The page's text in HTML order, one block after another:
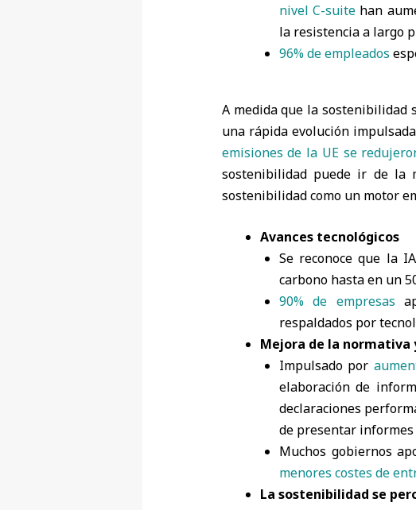
nivel C-suitehan
la resistencia a largo
96% de empleados
A medida que la sostenibilidad
una rápida evolución
emisiones de la UE se
sostenibilidad puede ir de la
sostenibilidad como un motor
Avances tecnológicos
Se reconoce que la
carbono hasta en un
90% de empresas
respaldados por
Mejora de la normativa
Impulsado por
elaboración de
declaraciones
de presentar
Muchos gobiernos
menores costes de
La sostenibilidad se